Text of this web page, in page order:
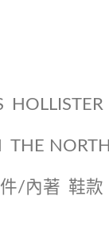
HOLLISTER
THE
/內著 鞋款